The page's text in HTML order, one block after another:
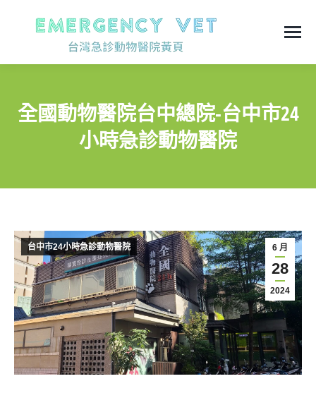
全國動物醫院台中總院-台中市24
小時急診動物醫院
6 月
28
2024
台中市24小時急診動物醫院